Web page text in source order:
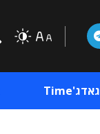
גאדג'Time